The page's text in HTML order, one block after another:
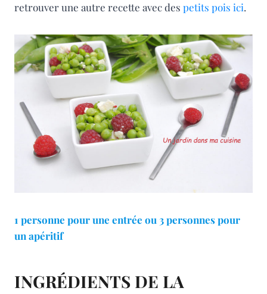
retrouver une autre recette avec des petits pois ici.
1 personne pour une entrée ou 3 personnes pour
un apéritif
INGRÉDIENTS DE LA